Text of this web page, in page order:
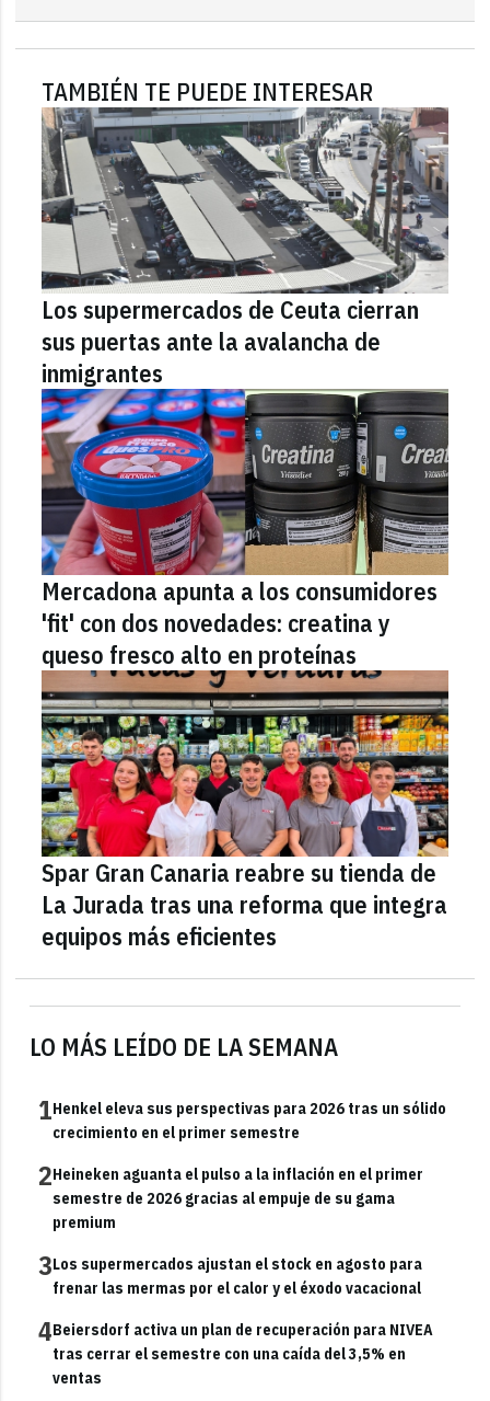
LO MÁS LEÍDO DE LA SEMANA
1Henkel eleva sus perspectivas para 2026 tras un sólido
crecimiento en el primer semestre
2Heineken aguanta el pulso a la inflación en el primer
semestre de 2026 gracias al empuje de su gama
premium
3Los supermercados ajustan el stock en agosto para
frenar las mermas por el calor y el éxodo vacacional
4Beiersdorf activa un plan de recuperación para NIVEA
tras cerrar el semestre con una caída del 3,5% en
ventas
TAMBIÉN TE PUEDE INTERESAR
Los supermercados de Ceuta cierran
sus puertas ante la avalancha de
inmigrantes
Mercadona apunta a los consumidores
'fit' con dos novedades: creatina y
queso fresco alto en proteínas
Spar Gran Canaria reabre su tienda de
La Jurada tras una reforma que integra
equipos más eficientes